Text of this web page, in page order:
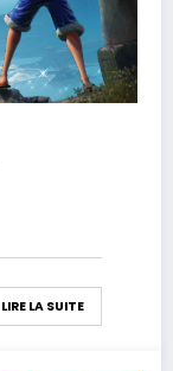
LIRE LA SUITE